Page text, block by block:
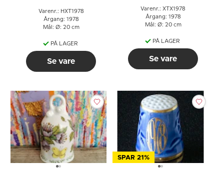
Varenr.: HXT1978
Årgang: 1978
Mål: Ø: 20 cm
PÅ LAGER
Se vare
Varenr.: XTX1978
Årgang: 1978
Mål: Ø: 20 cm
PÅ LAGER
Se vare
SPAR 21%